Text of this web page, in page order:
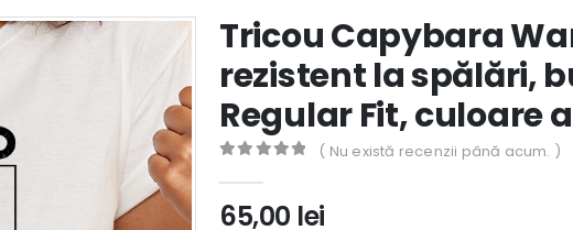
Tricou Capybara
rezistent la spălări,
Regular Fit, culoare
( Nu există recenzii până acum. )
65,00 lei